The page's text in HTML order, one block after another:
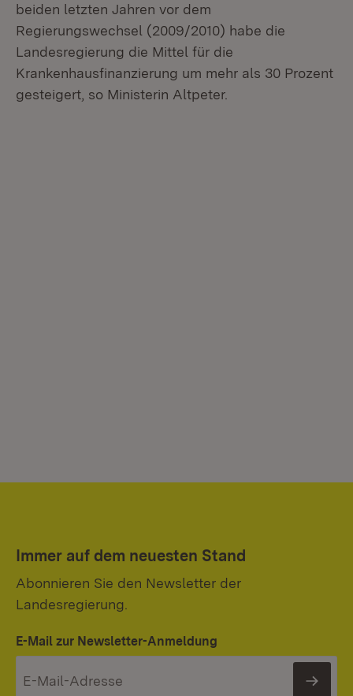
beiden letzten Jahren vor dem
Regierungswechsel (2009/2010) habe die
Landesregierung die Mittel für die
Krankenhausfinanzierung um mehr als 30 Prozent
gesteigert, so Ministerin Altpeter.
Immer auf dem neuesten Stand
Abonnieren Sie den Newsletter der
Landesregierung.
E-Mail zur Newsletter-Anmeldung